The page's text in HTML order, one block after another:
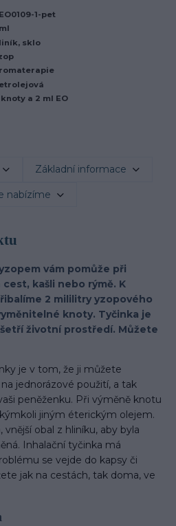
1-pet
sklo
knoty a 2 ml EO
Základní informace
nabízíme
vám pomůže při
kašli nebo rýmě. K
2 mililitry yzopového
knoty. Tyčinka je
životní prostředí. Můžete
je v tom, že ji můžete
jednorázové použití, a tak
peněženku. Při výměně knotu
jiným éterickým olejem.
obal z hliníku, aby byla
Inhalační tyčinka má
se vejde do kapsy či
jak na cestách, tak doma, ve